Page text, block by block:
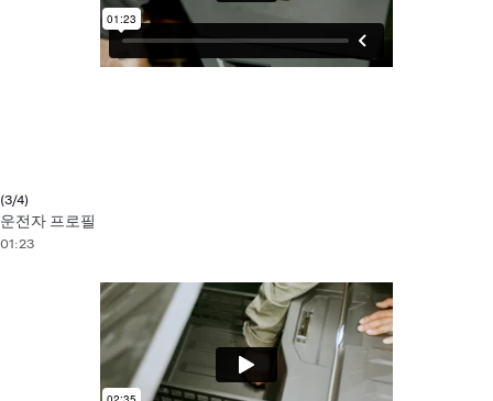
(3/4)
운전자 프로필
01:23